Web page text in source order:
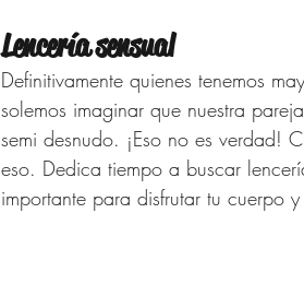
Lencería sensual
Definitivamente quienes tenemos
solemos imaginar que nuestra
semi desnudo. ¡Eso no es verdad!
eso. Dedica tiempo a buscar
importante para disfrutar tu cuerpo